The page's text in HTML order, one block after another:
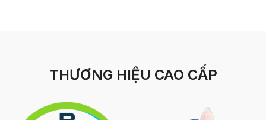
THƯƠNG HIỆU CAO CẤP